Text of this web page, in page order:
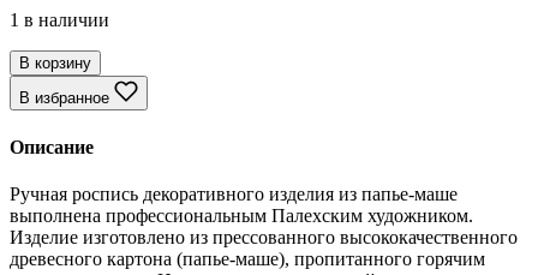
1 в наличии
В корзину
В избранное
Описание
Ручная роспись декоративного изделия из папье-маше
выполнена профессиональным Палехским художником.
Изделие изготовлено из прессованного высококачественного
древесного картона (папье-маше), пропитанного горячим